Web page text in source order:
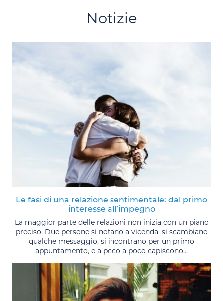
Notizie
Le fasi di una relazione sentimentale: dal primo
interesse all’impegno
La maggior parte delle relazioni non inizia con un piano
preciso. Due persone si notano a vicenda, si scambiano
qualche messaggio, si incontrano per un primo
appuntamento, e a poco a poco capiscono...